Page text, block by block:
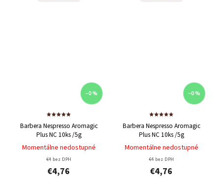
–0 %
Barbera Nespresso Aromagic
Plus NC 10ks /5g
Momentálne nedostupné
€4 bez DPH
€4,76
–0 %
Barbera Nespresso Aromagic
Plus NC 10ks /5g
Momentálne nedostupné
€4 bez DPH
€4,76